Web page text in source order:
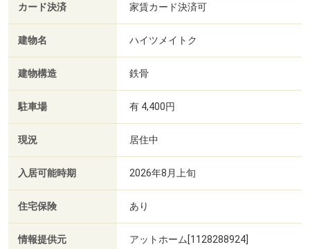
カード決済 家賃カード決済可
建物名 ハイツメイトク
建物構造 鉄骨
駐車場 有 4,400円
現況 居住中
入居可能時期 2026年8月上旬
住宅保険 あり
情報提供元 アットホーム[1128288924]